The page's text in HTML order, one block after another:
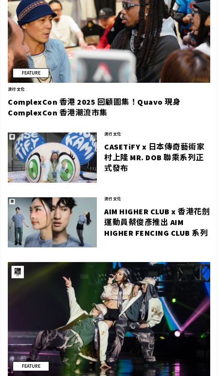
FEATURE
流行文化
ComplexCon 香港 2025 回顧圖集！Quavo 現身
ComplexCon 香港潮流市集
流行文化
CASETiFY x 日本傳奇藝術家
村上隆 MR. DOB 聯乘系列正
式發布
流行文化
AIM HIGHER CLUB x 香港花劍
運動員蔡俊彥推出 AIM
HIGHER FENCING CLUB 系列
FEATURE